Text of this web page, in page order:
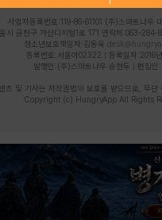
사업자등록번호:119-86-61101 (주)스마트나우
시 금천구 가산디지털1로 171 연락처:063-
청소년보호책임자:김동욱
등록번호:서울아02322 | 등록일자:2016
발행인:(주)스마트나우 송현두 | 편집인:
츠 및 기사는 저작권법의 보호를 받으므로, 무단
Copyright (c) HungryApp All Rights